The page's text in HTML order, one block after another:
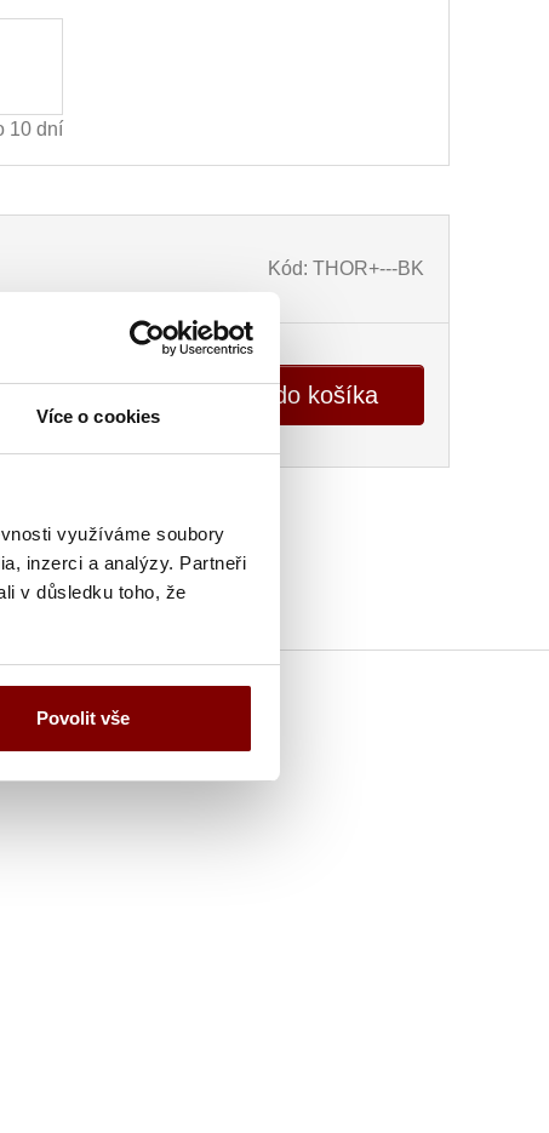
Více o cookies
využíváme soubory
inzerci a analýzy. Partneři
v důsledku toho, že
Povolit vše
10 dní
Kód: THOR+---BK
ks Vložiť do košíka